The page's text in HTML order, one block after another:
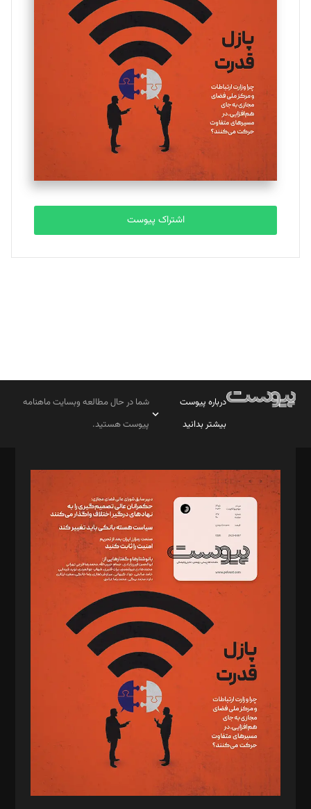
یسنا امان‌پور
تحریریه
ملینا جعفری
تحریریه
مصطفی مسجدی آرانی
تحریریه
بابک نقاش
تحریریه
اشتراک پیوست
درباره پیوست
بیشتر بدانید
شما در حال مطالعه وبسایت ماهنامه
پیوست هستید.
مدیر مسئول: محمدباقر اثنی‌عشری
سردبیر: مهرک محمودی
دبیر تحریریه: میثم قاسمی
د‌بیر ناداستان: سمانه سمیع
د‌بیر خدمت و تجارت: ابوالفضل رجبی
د‌بیر حقوق فناوری: حسام‌الدین ایپکچی
د‌بیر پیوست جهان: مینا پاکدل
د‌بیر تحریریه آنلاین: بابک نقاش
تحریریه‌: مجتبی محمود‌ی، آرش برهمند، یسنا امان‌پور، سروش کرمیان،
مصطفی مسجدی آرانی، ابوالفضل رجبی، زهرا فکرانه، فائزه فتحی
رستمی،مصطفی باستان
ویرایش: نگار استاد‌‌آقا
طراح یونیفرم: مجید توکلی
فیلمبرداری و عکاسی: امیر شفیعی، مانی لطفی زاده
گرافیک و صفحه‌آرایی: سید‌سبحان‌علی ثابت
مد‌یر توسعه تجاری: کامبیز برید‌
امور مالی: شاپور رهبری، محمد‌ کاظمی‌نیا